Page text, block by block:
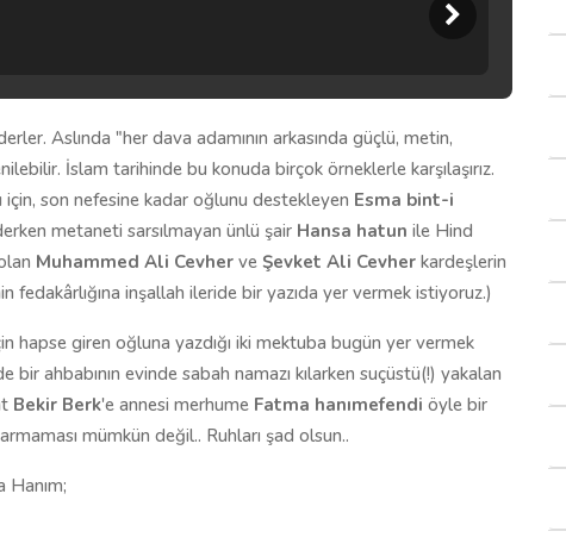
Aslında "her dava adamının arkasında güçlü, metin,
İslam tarihinde bu konuda birçok örneklerle karşılaşırız.
için, son nefesine kadar oğlunu destekleyen Esma bint-i
metaneti sarsılmayan ünlü şair Hansa hatun ile Hind
Muhammed Ali Cevher ve Şevket Ali Cevher kardeşlerin
inşallah ileride bir yazıda yer vermek istiyoruz.)
hapse giren oğluna yazdığı iki mektuba bugün yer vermek
bir ahbabının evinde sabah namazı kılarken suçüstü(!) yakalan
Bekir Berk'e annesi merhume Fatma hanımefendi öyle bir
mümkün değil.. Ruhları şad olsun..